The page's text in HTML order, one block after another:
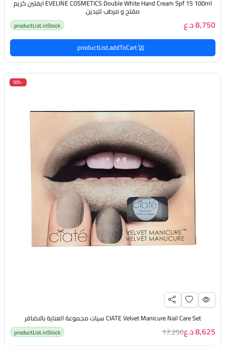
EVELINE COSMETICS Double White Hand Cream Spf 15 100ml ايفلين كريم
مفتح و مرطب لليدين
8,750 د.ع productList.inStock
productList.addToCart
-50%
CIATE Velvet Manicure Nail Care Set سيات مجموعة العناية بالاضافر
8,625 د.ع 17,250
productList.inStock